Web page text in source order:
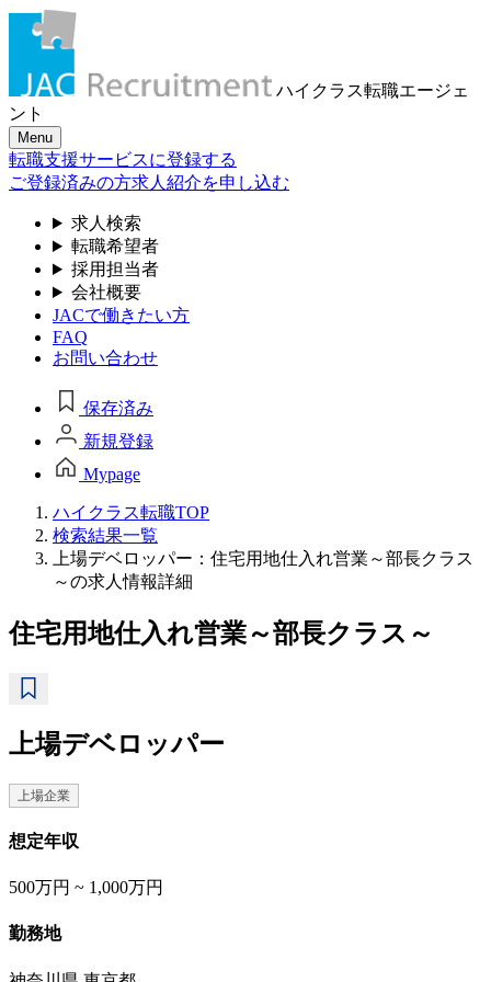
ハイクラス転職エージェ
ント
Menu
転職支援サービスに登録する
ご登録済みの方求人紹介を申し込む
求人検索
転職希望者
採用担当者
会社概要
JACで働きたい方
FAQ
お問い合わせ
保存済み
新規登録
Mypage
ハイクラス転職TOP
検索結果一覧
上場デベロッパー：住宅用地仕入れ営業～部長クラス
～の求人情報詳細
住宅用地仕入れ営業～部長クラス～
上場デベロッパー
上場企業
想定年収
500万円 ~ 1,000万円
勤務地